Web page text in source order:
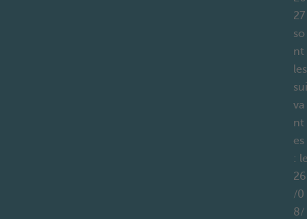
27
so
nt
les
sui
va
nt
es
:
26
/0
8/